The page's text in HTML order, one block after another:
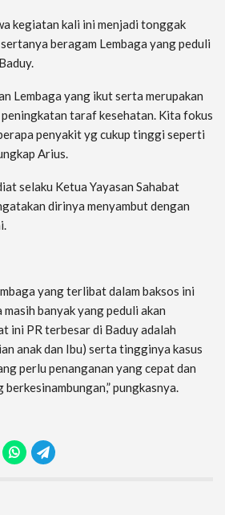
kegiatan kali ini menjadi tonggak
beragam Lembaga yang peduli
Lembaga yang ikut serta merupakan
taraf kesehatan. Kita fokus
penyakit yg cukup tinggi seperti
Arius.
selaku Ketua Yayasan Sahabat
dirinya menyambut dengan
yang terlibat dalam baksos ini
banyak yang peduli akan
ini PR terbesar di Baduy adalah
anak dan Ibu) serta tingginya kasus
perlu penanganan yang cepat dan
pungkasnya.